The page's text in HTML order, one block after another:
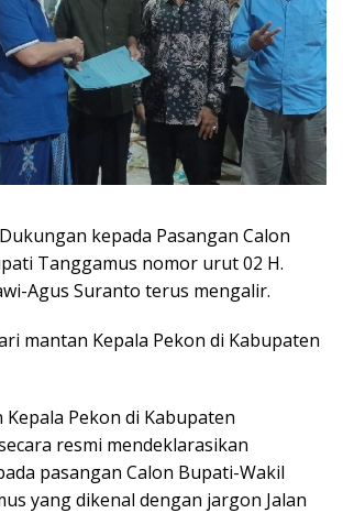
Dukungan kepada Pasangan Calon
Tanggamus nomor urut 02 H.
Agus Suranto terus mengalir.
mantan Kepala Pekon di Kabupaten
Kepala Pekon di Kabupaten
resmi mendeklarasikan
pasangan Calon Bupati-Wakil
yang dikenal dengan jargon Jalan